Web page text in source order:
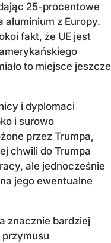
25-procentowe
aluminium z Europy.
fakt, że UE jest
to miejsce jeszcze
i dyplomaci
i surowo
przez Trumpa,
chwili do Trumpa
ale jednocześnie
jego ewentualne
znacznie bardziej